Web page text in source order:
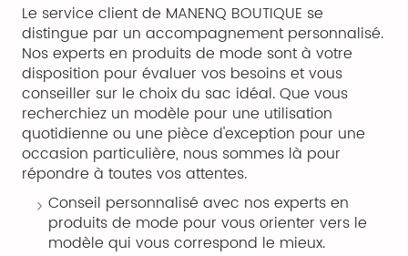
Le service client de MANENQ BOUTIQUE se
distingue par un accompagnement personnalisé.
Nos experts en produits de mode sont à votre
disposition pour évaluer vos besoins et vous
conseiller sur le choix du sac idéal. Que vous
recherchiez un modèle pour une utilisation
quotidienne ou une pièce d'exception pour une
occasion particulière, nous sommes là pour
répondre à toutes vos attentes.
Conseil personnalisé avec nos experts en
produits de mode pour vous orienter vers le
modèle qui vous correspond le mieux.